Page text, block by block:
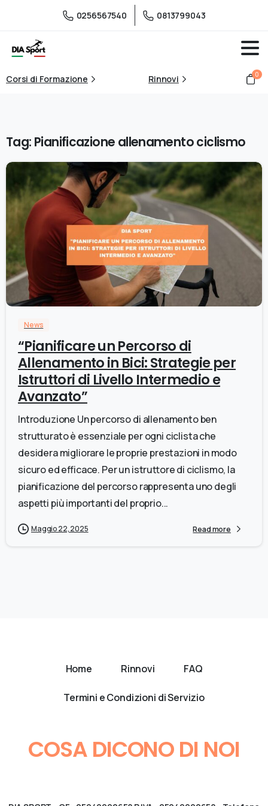
0256567540 0813799043
Corsi di Formazione Rinnovi 0
Tag: Pianificazione allenamento ciclismo
News
“Pianificare un Percorso di
Allenamento in Bici: Strategie per
Istruttori di Livello Intermedio e
Avanzato”
Introduzione Un percorso di allenamento ben
strutturato è essenziale per ogni ciclista che
desidera migliorare le proprie prestazioni in modo
sicuro ed efficace. Per un istruttore di ciclismo, la
pianificazione del percorso rappresenta uno degli
aspetti più importanti del proprio...
Maggio 22, 2025 Read more
Home Rinnovi FAQ
Termini e Condizioni di Servizio
COSA DICONO DI NOI